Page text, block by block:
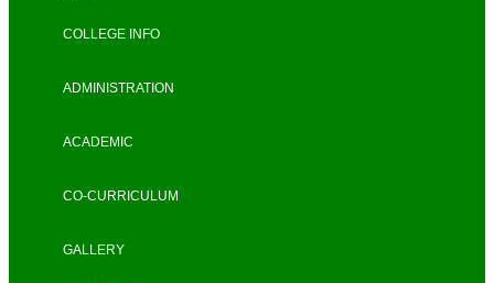
COLLEGE INFO
ADMINISTRATION
ACADEMIC
CO-CURRICULUM
GALLERY